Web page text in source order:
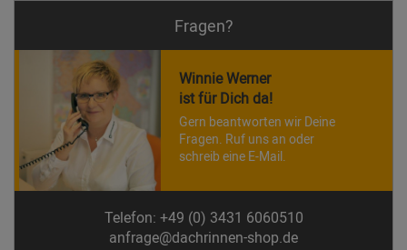
Fragen?
Winnie Werner
ist für Dich da!
Gern beantworten wir Deine
Fragen. Ruf uns an oder
schreib eine E-Mail.
Telefon: +49 (0) 3431 6060510
anfrage@dachrinnen-shop.de